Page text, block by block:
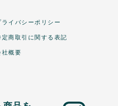
ライバシーポリシー
定商取引に関する表記
社概要